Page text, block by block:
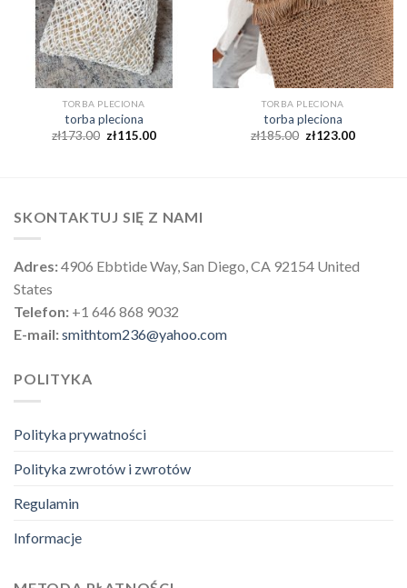
TORBA PLECIONA
torba pleciona
zł173.00 zł115.00
TORBA PLECIONA
torba pleciona
zł185.00 zł123.00
SKONTAKTUJ SIĘ Z NAMI
Adres:4906 Ebbtide Way, San Diego, CA 92154 United
States
Telefon: +1 646 868 9032
E-mail:smithtom236@yahoo.com
POLITYKA
Polityka prywatności
Polityka zwrotów i zwrotów
Regulamin
Informacje